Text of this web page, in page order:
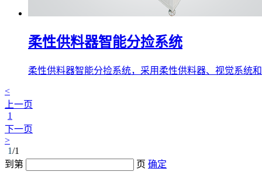
柔性供料器智能分捡系统
柔性供料器智能分捡系统，采用柔性供料器、视觉系统
<
上一页
1
下一页
>
1/1
到第
页 确定